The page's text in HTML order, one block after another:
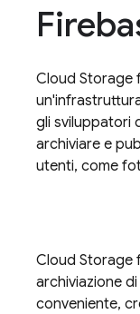
Cloud Storage
gli sviluppatori
archiviare e
utenti, come
Cloud Storage
archiviazione
conveniente,